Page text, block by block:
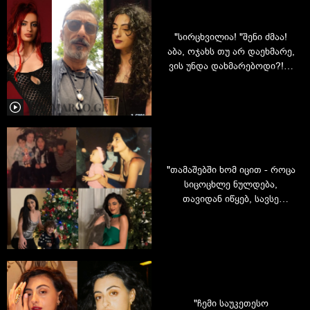
"სირცხვილია! "შენი ძმაა!
აბა, ოჯახს თუ არ დაეხმარე,
ვის უნდა დახმარებოდი?!" -
"თამაშებში ხომ იცით - როცა
სიცოცხლე ნულდება,
თავიდან იწყებ, სავსე
"ჩემი საუკეთესო